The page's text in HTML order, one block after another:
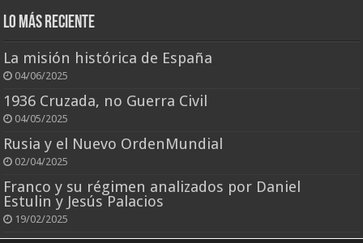
Lo más reciente
La misión histórica de España
04/06/2025
1936 Cruzada, no Guerra Civil
04/05/2025
Rusia y el Nuevo OrdenMundial
02/04/2025
Franco y su régimen analizados por Daniel
Estulin y Jesús Palacios
19/02/2025